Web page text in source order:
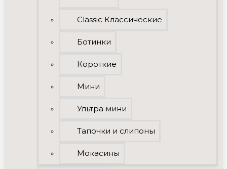
Classic Классические
Ботинки
Короткие
Мини
Ультра мини
Тапочки и слипоны
Мокасины